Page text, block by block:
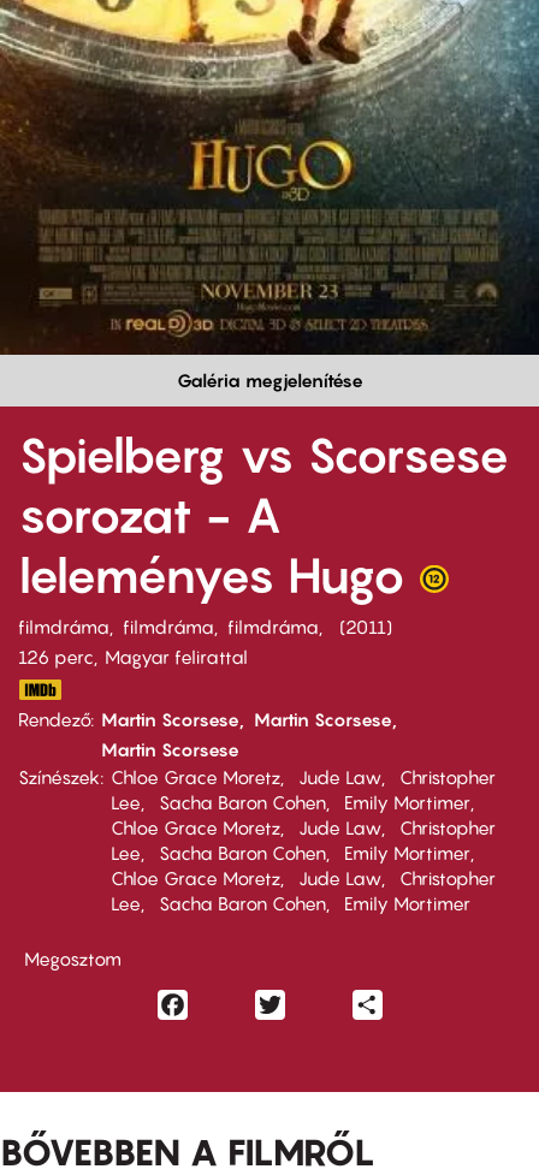
Galéria megjelenítése
Spielberg vs Scorsese
sorozat - A
leleményes Hugo
filmdráma filmdráma filmdráma
2011
126 perc,
Magyar felirattal
Rendező Martin Scorsese
Martin Scorsese
Martin Scorsese
Színészek
Chloe Grace Moretz Jude Law
Christopher
Lee
Sacha Baron Cohen
Emily Mortimer
Chloe Grace Moretz
Jude Law
Christopher
Lee
Sacha Baron Cohen
Emily Mortimer
Chloe Grace Moretz
Jude Law
Christopher
Lee
Sacha Baron Cohen Emily Mortimer
Megosztom
Facebook
BŐVEBBEN A FILMRŐL